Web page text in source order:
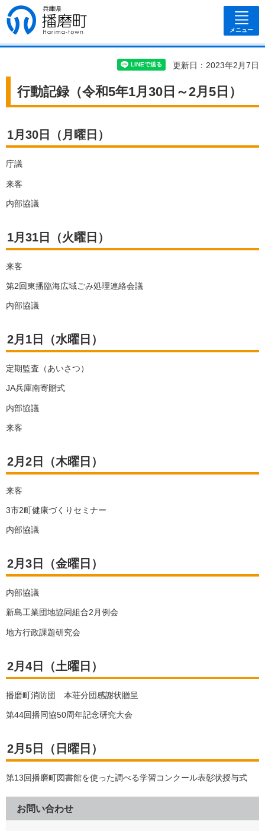
兵庫県 播磨
町
メニュー
更新日：2023年2月7日
行動記録（令和5年1月30日～2月5日）
1月30日（月曜日）
庁議
来客
内部協議
1月31日（火曜日）
来客
第2回東播臨海広域ごみ処理連絡会議
内部協議
2月1日（水曜日）
定期監査（あいさつ）
JA兵庫南寄贈式
内部協議
来客
2月2日（木曜日）
来客
3市2町健康づくりセミナー
内部協議
2月3日（金曜日）
内部協議
新島工業団地協同組合2月例会
地方行政課題研究会
2月4日（土曜日）
播磨町消防団 本荘分団感謝状贈呈
第44回播同協50周年記念研究大会
2月5日（日曜日）
第13回播磨町図書館を使った調べる学習コンクール表彰状授与式
お問い合わせ